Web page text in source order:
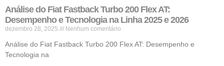
Análise do Fiat Fastback Turbo 200 Flex AT:
Desempenho e Tecnologia na Linha 2025 e 2026
dezembro 28, 2025 Nenhum comentário
Análise do Fiat Fastback Turbo 200 Flex AT: Desempenho e
Tecnologia na